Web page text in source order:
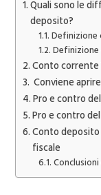
Quali sono le
deposito?
Definizione
Conto
Conviene
Pro e contro
Pro e contro
Conto
fiscale